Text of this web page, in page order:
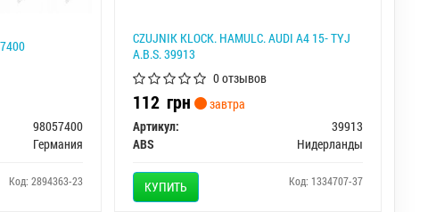
98057400
Германия
Код: 2894363-23
CZUJNIK KLOCK. HAMULC. AUDI A4 15- TYЈ
A.B.S. 39913
0 отзывов
112грн
завтра
Артикул:
39913
ABS
Нидерланды
КУПИТЬ Код: 1334707-37